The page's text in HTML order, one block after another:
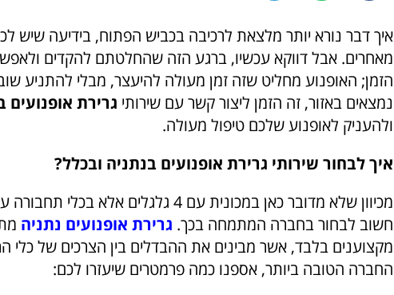
איך דבר נורא יותר מלצאת לרכיבה בכביש הפתוח, בידיעה שיש
מאחרים. אבל דווקא עכשיו, ברגע הזה שהחלטתם להקדים
הזמן; האופנוע מחליט שזה זמן מעולה להיעצר, מבלי להתניע
נמצאים באזור, זה הזמן ליצור קשר עם שירותי גרירת אופנועים
ולהעניק לאופנוע שלכם טיפול מעולה.
איך לבחור שירותי גרירת אופנועים בנתניה ובכלל?
מכיוון שלא מדובר כאן במכונית עם 4 גלגלים אלא
חשוב לבחור בחברה המתמחה בכך. גרירת אופנועים נתניה
מקצוענים בלבד, אשר מבינים את ההבדלים בין הצרכים של כלי
החברה הטובה ביותר, אספנו כמה פרמטרים שיעזרו לכם: